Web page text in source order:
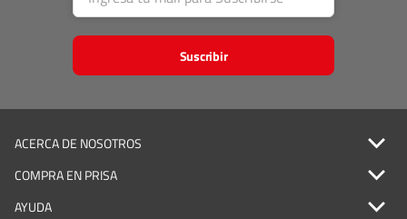
Suscribir
ACERCA DE NOSOTROS
COMPRA EN PRISA
AYUDA